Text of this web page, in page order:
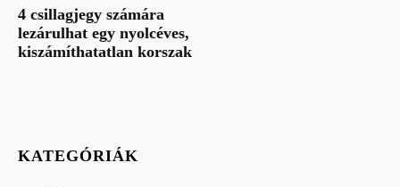
4 csillagjegy számára
lezárulhat egy nyolcéves,
kiszámíthatatlan korszak
KATEGÓRIÁK